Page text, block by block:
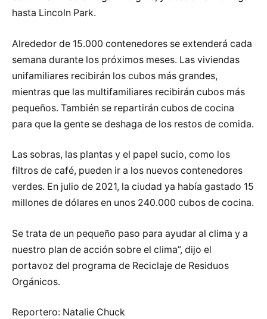
hasta Lincoln Park.
Alrededor de 15.000 contenedores se extenderá cada
semana durante los próximos meses. Las viviendas
unifamiliares recibirán los cubos más grandes,
mientras que las multifamiliares recibirán cubos más
pequeños. También se repartirán cubos de cocina
para que la gente se deshaga de los restos de comida.
Las sobras, las plantas y el papel sucio, como los
filtros de café, pueden ir a los nuevos contenedores
verdes. En julio de 2021, la ciudad ya había gastado 15
millones de dólares en unos 240.000 cubos de cocina.
Se trata de un pequeño paso para ayudar al clima y a
nuestro plan de acción sobre el clima”, dijo el
portavoz del programa de Reciclaje de Residuos
Orgánicos.
Reportero: Natalie Chuck